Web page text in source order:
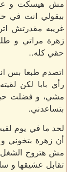
مش هيسكت و
بيقولي انت في
غريبه مقدرتش
زهرة مراتي و
حقي كله..
اتصدم طبعا بس
رأي بابا لكن
مشي، و فضلت
بتساعدني.
لحد ما في يوم
أن زهرة بتخوني
مش هتروح الشغل
تقابل عشيقها و